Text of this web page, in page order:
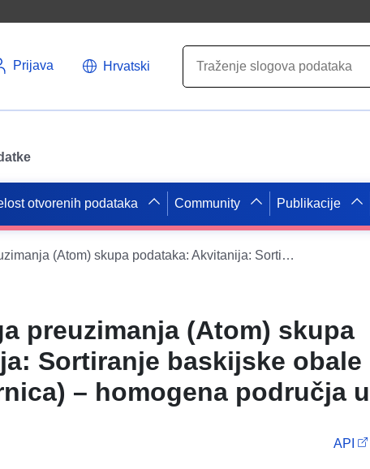
Prijava Hrvatski
otvorenih podataka Community Publikacije
Jednostavna usluga preuzimanja (Atom) skupa podataka: Akvitanija: Sortiranje baskijske obale (pomorska podmornica) – homogena područja u kojima se opisuje vrsta gospodarske djelatnosti na temelju Direktive o IRR-u, Direktivi o poplavama. Jednostavna usluga preuzimanja (Atom) skupa podataka: Akvitanija: Sortiranje baskijske obale (pomorska podmornica) – homogena područja u kojima se opisuje vrsta gospodarske djelatnosti na temelju Direktive o IRR-u, Direktivi o poplavama.
preuzimanja (Atom) skupa
Sortiranje baskijske obale
– homogena područja u
u, Direktivi o poplavama.
API